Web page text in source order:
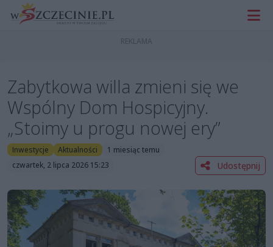
Zabytkowa willa zmieni się we
Wspólny Dom Hospicyjny.
„Stoimy u progu nowej ery”
Inwestycje Aktualności
1 miesiąc temu
czwartek, 2 lipca 2026 15:23
Udostępnij